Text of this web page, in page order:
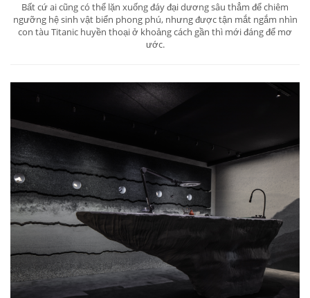
Bất cứ ai cũng có thể lặn xuống đáy đại dương sâu thẳm để chiêm
ngưỡng hệ sinh vật biển phong phú, nhưng được tận mắt ngắm nhìn
con tàu Titanic huyền thoại ở khoảng cách gần thì mới đáng để mơ
ước.